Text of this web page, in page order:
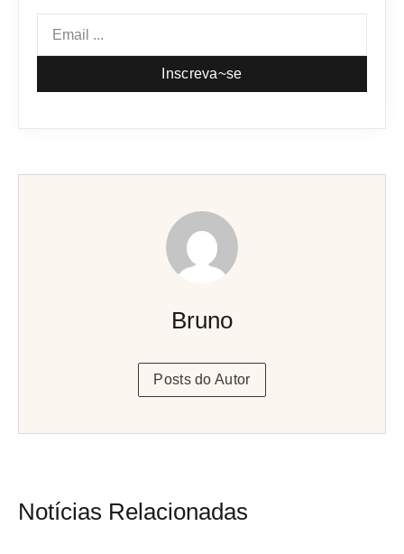
Inscreva~se
Bruno
Posts do Autor
Notícias Relacionadas